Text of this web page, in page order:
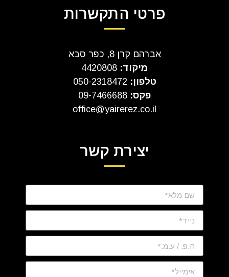
פרטי התקשרות
אברהם קרן 8, כפר סבא
מיקוד:
טלפון:
פקס: 09-7466688
office@yairerez.co.il
יצירת קשר